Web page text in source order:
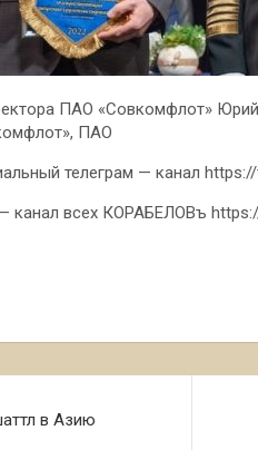
ПАО «Совкомфлот»
ПАО
телеграм — канал
канал всех КОРАБЕЛОВъ
в Азию